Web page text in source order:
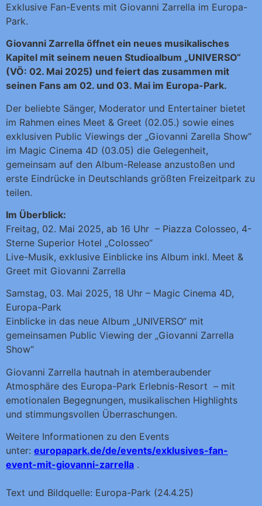
Exklusive Fan-Events mit Giovanni Zarrella im Europa-
Park.
Giovanni Zarrella öffnet ein neues musikalisches
Kapitel mit seinem neuen Studioalbum „UNIVERSO“
(VÖ: 02. Mai 2025) und feiert das zusammen mit
seinen Fans am 02. und 03. Mai im Europa-Park.
Der beliebte Sänger, Moderator und Entertainer bietet
im Rahmen eines Meet & Greet (02.05.) sowie eines
exklusiven Public Viewings der „Giovanni Zarella Show“
im Magic Cinema 4D (03.05) die Gelegenheit,
gemeinsam auf den Album-Release anzustoßen und
erste Eindrücke in Deutschlands größten Freizeitpark zu
teilen.
Im Überblick:
Freitag, 02. Mai 2025, ab 16 Uhr – Piazza Colosseo, 4-
Sterne Superior Hotel „Colosseo“
Live-Musik, exklusive Einblicke ins Album inkl. Meet &
Greet mit Giovanni Zarrella
Samstag, 03. Mai 2025, 18 Uhr – Magic Cinema 4D,
Europa-Park
Einblicke in das neue Album „UNIVERSO“ mit
gemeinsamen Public Viewing der „Giovanni Zarrella
Show“
Giovanni Zarrella hautnah in atemberaubender
Atmosphäre des Europa-Park Erlebnis-Resort – mit
emotionalen Begegnungen, musikalischen Highlights
und stimmungsvollen Überraschungen.
Weitere Informationen zu den Events
unter: europapark.de/de/events/exklusives-fan-
event-mit-giovanni-zarrella .
Text und Bildquelle: Europa-Park (24.4.25)